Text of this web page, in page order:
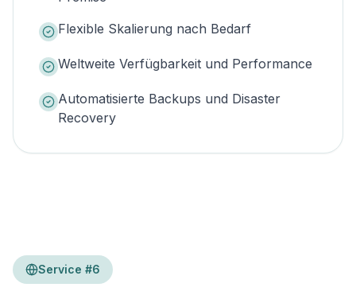
Flexible Skalierung nach Bedarf
Weltweite Verfügbarkeit und Performance
Automatisierte Backups und Disaster
Recovery
Service #6